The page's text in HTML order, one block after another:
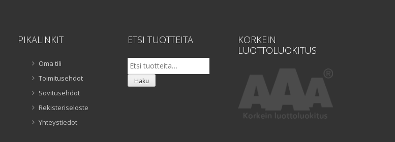
PIKALINKIT
Oma tili
Toimitusehdot
Sovitusehdot
Rekisteriseloste
Yhteystiedot
ETSI TUOTTEITA
Etsi:
Haku
KORKEIN
LUOTTOLUOKITUS